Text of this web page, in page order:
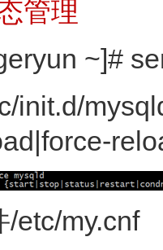
管理
~]#
init.d/
/etc/my.cnf